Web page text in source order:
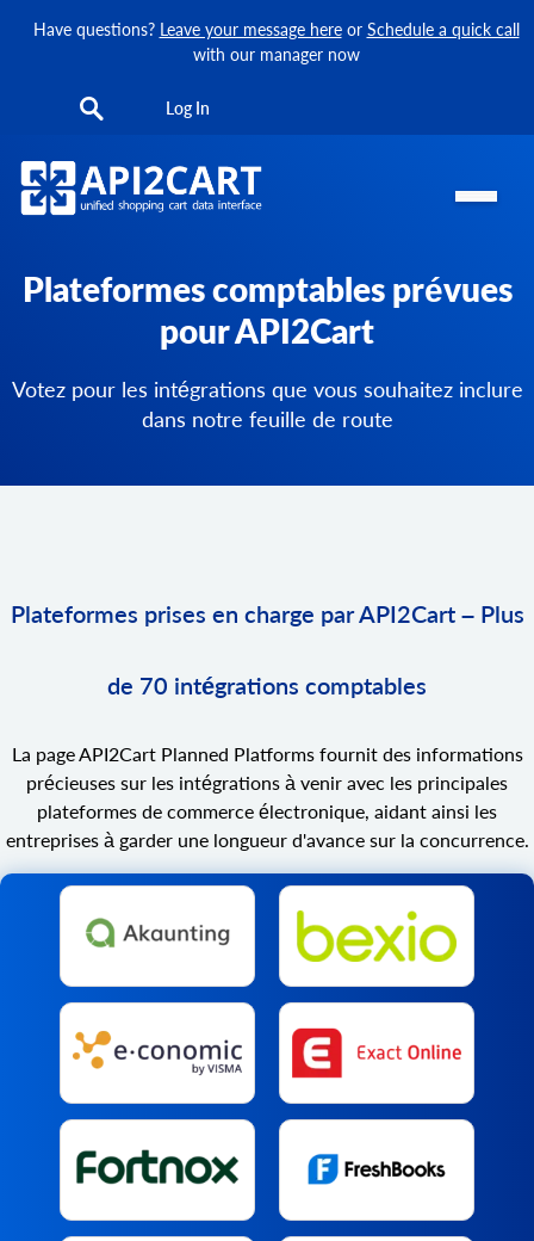
Have questions? Leave your message hereor Schedule a quick call
with our manager now
Log In
Plateformes comptables prévues
pour API2Cart
Votez pour les intégrations que vous souhaitez inclure
dans notre feuille de route
Plateformes prises en charge par API2Cart – Plus
de 70 intégrations comptables
La page API2Cart Planned Platforms fournit des informations
précieuses sur les intégrations à venir avec les principales
plateformes de commerce électronique, aidant ainsi les
entreprises à garder une longueur d'avance sur la concurrence.